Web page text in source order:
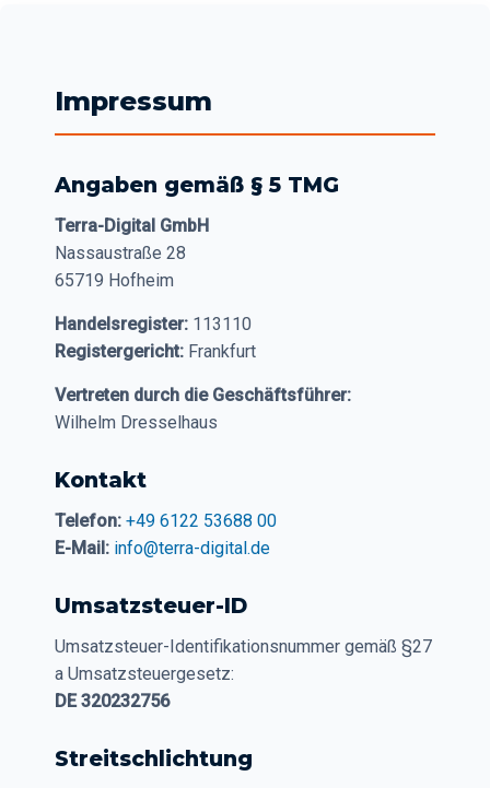
Impressum
Angaben gemäß § 5 TMG
Terra-Digital GmbH
Nassaustraße 28
65719 Hofheim
Handelsregister: 113110
Registergericht: Frankfurt
Vertreten durch die Geschäftsführer:
Wilhelm Dresselhaus
Kontakt
Telefon: +49 6122 53688 00
E-Mail: info@terra-digital.de
Umsatzsteuer-ID
Umsatzsteuer-Identifikationsnummer gemäß §27
a Umsatzsteuergesetz:
DE 320232756
Streitschlichtung